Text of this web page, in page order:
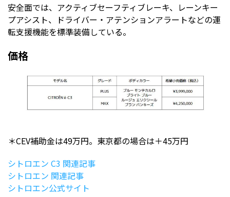
安全面では、アクティブセーフティブレーキ、レーンキー
プアシスト、ドライバー・アテンションアラートなどの運
転支援機能を標準装備している。
価格
＊CEV補助金は49万円。東京都の場合は＋45万円
シトロエン C3 関連記事
シトロエン 関連記事
シトロエン公式サイト